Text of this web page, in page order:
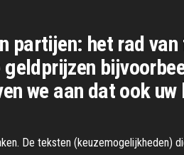
partijen: het rad
we aan dat ook
De teksten (keuzemogelijkheden)